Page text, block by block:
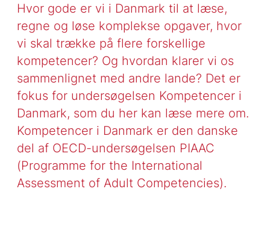
Hvor gode er vi i Danmark til at læse,
regne og løse komplekse opgaver, hvor
vi skal trække på flere forskellige
kompetencer? Og hvordan klarer vi os
sammenlignet med andre lande? Det er
fokus for undersøgelsen Kompetencer i
Danmark, som du her kan læse mere om.
Kompetencer i Danmark er den danske
del af OECD-undersøgelsen PIAAC
(Programme for the International
Assessment of Adult Competencies).